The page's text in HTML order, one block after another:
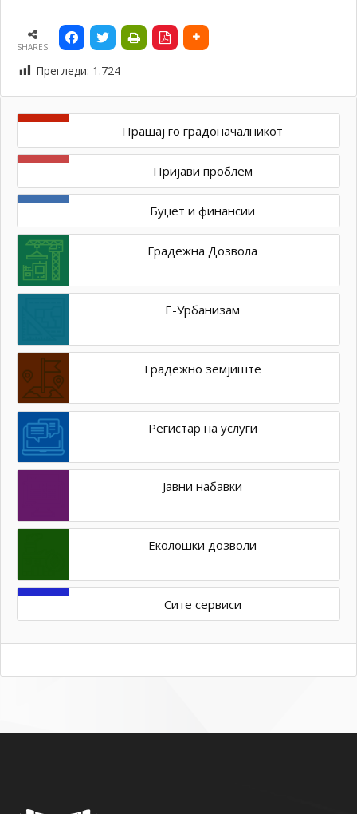
SHARES
Прегледи: 1.724
Прашај го градоначалникот
Пријави проблем
Буџет и финансии
Градежна Дозвола
Е-Урбанизам
Градежно земјиште
Регистар на услуги
Јавни набавки
Еколошки дозволи
Сите сервиси